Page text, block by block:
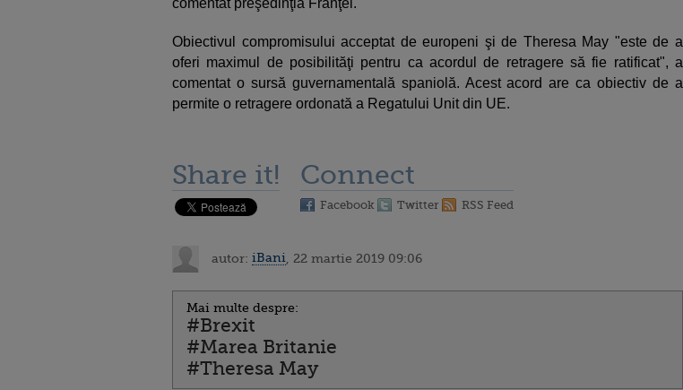
Obiectivul compromisului acceptat de europeni şi de Theresa May "este de a
oferi maximul de posibilităţi pentru ca acordul de retragere să fie ratificat", a
comentat o sursă guvernamentală spaniolă. Acest acord are ca obiectiv de a
permite o retragere ordonată a Regatului Unit din UE.
Share it! Connect
Facebook Twitter RSS Feed
autor: iBani , 22 martie 2019 09:06
Mai multe despre:
#Brexit
#Marea Britanie
#Theresa May